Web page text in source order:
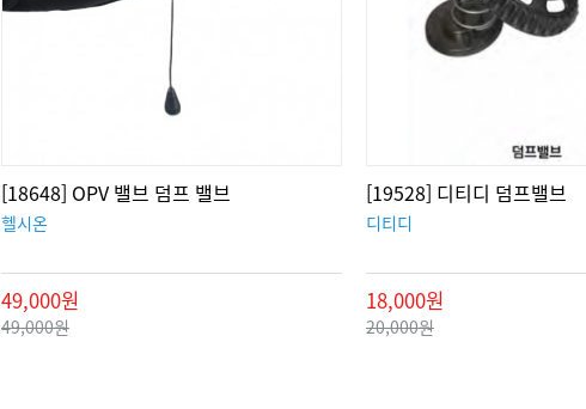
[18648] OPV 밸브 덤프 밸브
헬시온
49,000원
49,000원
[19528] 디티디 덤프밸브
디티디
18,000원
20,000원